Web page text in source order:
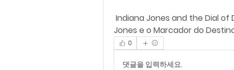
Jones e o Marcador do
0
댓글을 입력하세요.